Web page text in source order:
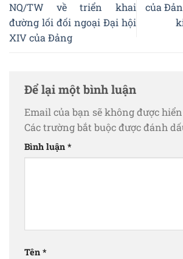
NQ/TW về triển khai
đường lối đối ngoại Đại hội
XIV của Đảng
của
Để lại một bình luận
Email của bạn sẽ không được
Các trường bắt buộc được đánh
Bình luận *
Tên *